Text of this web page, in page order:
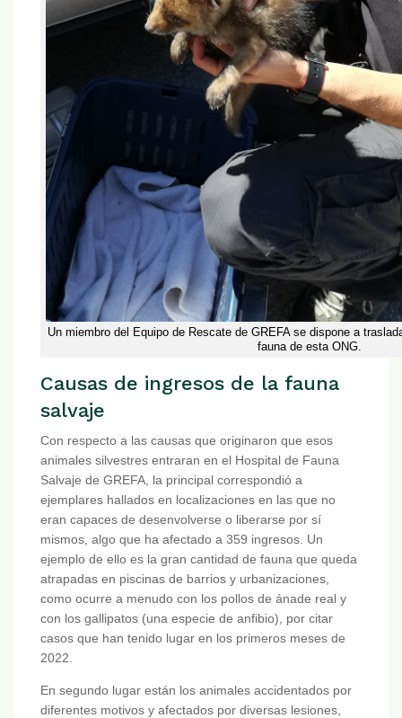
Un miembro del Equipo de Rescate de GREFA se dispone a
fauna de esta ONG.
Causas de ingresos de la fauna
salvaje
Con respecto a las causas que originaron que esos
animales silvestres entraran en el Hospital de Fauna
Salvaje de GREFA, la principal correspondió a
ejemplares hallados en localizaciones en las que no
eran capaces de desenvolverse o liberarse por sí
mismos, algo que ha afectado a 359 ingresos. Un
ejemplo de ello es la gran cantidad de fauna que queda
atrapadas en piscinas de barrios y urbanizaciones,
como ocurre a menudo con los pollos de ánade real y
con los gallipatos (una especie de anfibio), por citar
casos que han tenido lugar en los primeros meses de
2022.
En segundo lugar están los animales accidentados por
diferentes motivos y afectados por diversas lesiones,